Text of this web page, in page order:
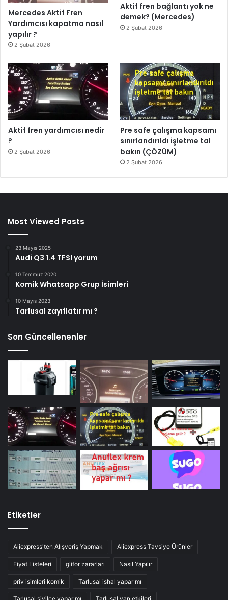
Mercedes Aktif Fren
Yardımcısı kapatma nasıl
yapılır ?
2 Şubat 2026
Aktif fren bağlantı yok ne
demek? (Mercedes)
2 Şubat 2026
Aktif fren yardımcısı nedir
?
2 Şubat 2026
Pre safe çalışma kapsamı
sınırlandırıldı işletme tal
bakın (ÇÖZÜM)
2 Şubat 2026
Most Viewed Posts
23 Mayıs 2025
Audi Q3 1.4 TFSI yorum
10 Temmuz 2020
Komik Whatsapp Grup İsimleri
10 Mayıs 2023
Tarlusal zayıflatır mı ?
Son Güncellenenler
Etiketler
Aliexpress'ten Alışveriş Yapmak Aliexpress Tavsiye Ürünler
Fiyat Listeleri glifor zararları Nasıl Yapılır
priv isimleri komik Tarlusal ishal yapar mı